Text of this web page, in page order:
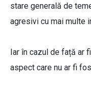
stare generală de
agresivi cu mai multe
Iar în cazul de față ar
aspect care nu ar fi